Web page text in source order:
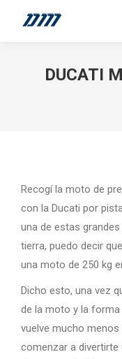
DUCATI
Recogí la moto de
con la Ducati por
una de estas
tierra, puedo decir
una moto de 250 kg
Dicho esto, una vez
de la moto y la forma
vuelve mucho
comenzar a divertirte